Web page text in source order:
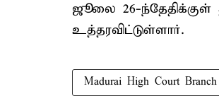
ஜூலை 26-
உத்தரவிட்டுள்ளார்.
Madurai High Court Branch